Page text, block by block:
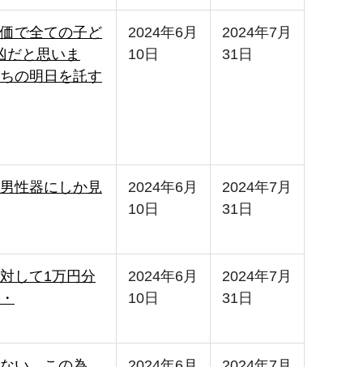
で全ての子ど
だと思いま
の明日を託す
2024年6月
10日
2024年7月
31日
性器にしか見
2024年6月
10日
2024年7月
31日
して1万円分
2024年6月
10日
2024年7月
31日